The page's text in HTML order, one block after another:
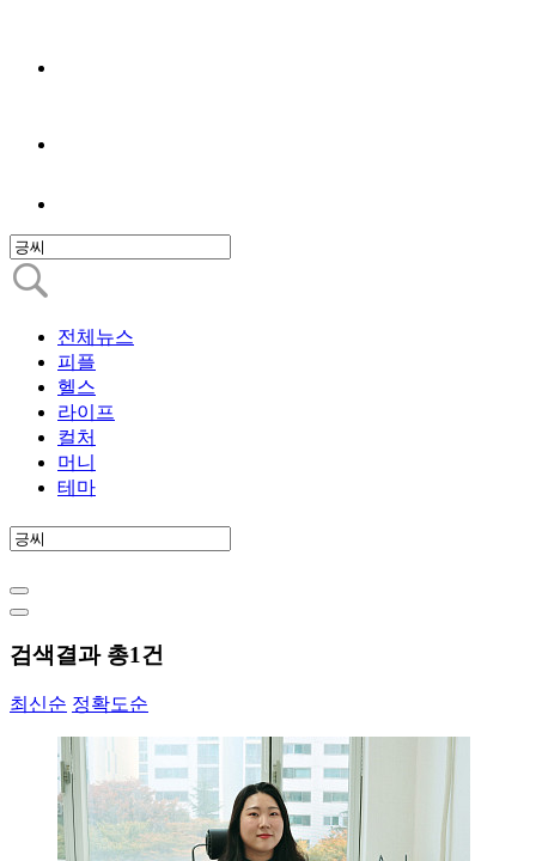
전체뉴스
피플
헬스
라이프
컬처
머니
테마
검색결과 총1건
최신순 정확도순